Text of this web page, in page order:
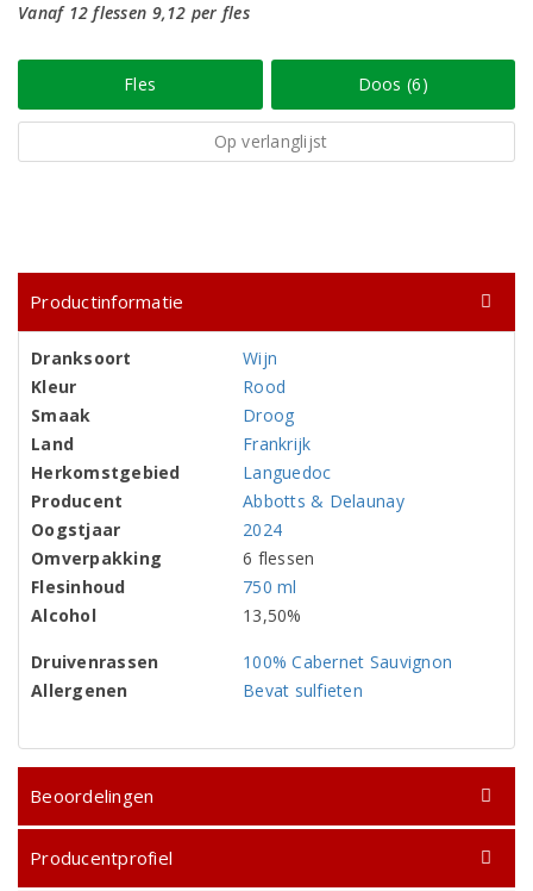
Vanaf 12 flessen 9,12 per fles
Fles Doos (6)
Op verlanglijst
Productinformatie
Dranksoort
Wijn
Kleur
Rood
Smaak
Droog
Land
Frankrijk
Herkomstgebied
Languedoc
Producent
Abbotts & Delaunay
Oogstjaar
2024
Omverpakking
6 flessen
Flesinhoud
750 ml
Alcohol
13,50%
Druivenrassen
100% Cabernet Sauvignon
Allergenen
Bevat sulfieten
Beoordelingen
Producentprofiel